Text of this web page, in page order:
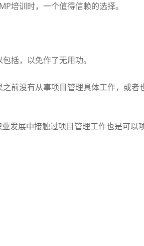
培训时，一个值得信赖的选择。
括，以免作了无用功。
前没有从事项目管理具体工作，或者
发展中接触过项目管理工作也是可以